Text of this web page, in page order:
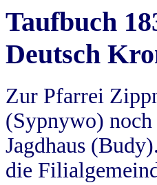
Taufbuch
Deutsch
Zur Pfarrei
(Sypnywo)
Jagdhaus
die